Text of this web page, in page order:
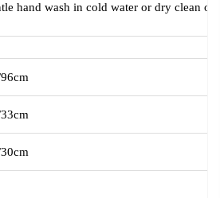
hand wash in cold water or dry clean